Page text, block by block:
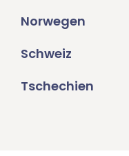
Norwegen
Schweiz
Tschechien